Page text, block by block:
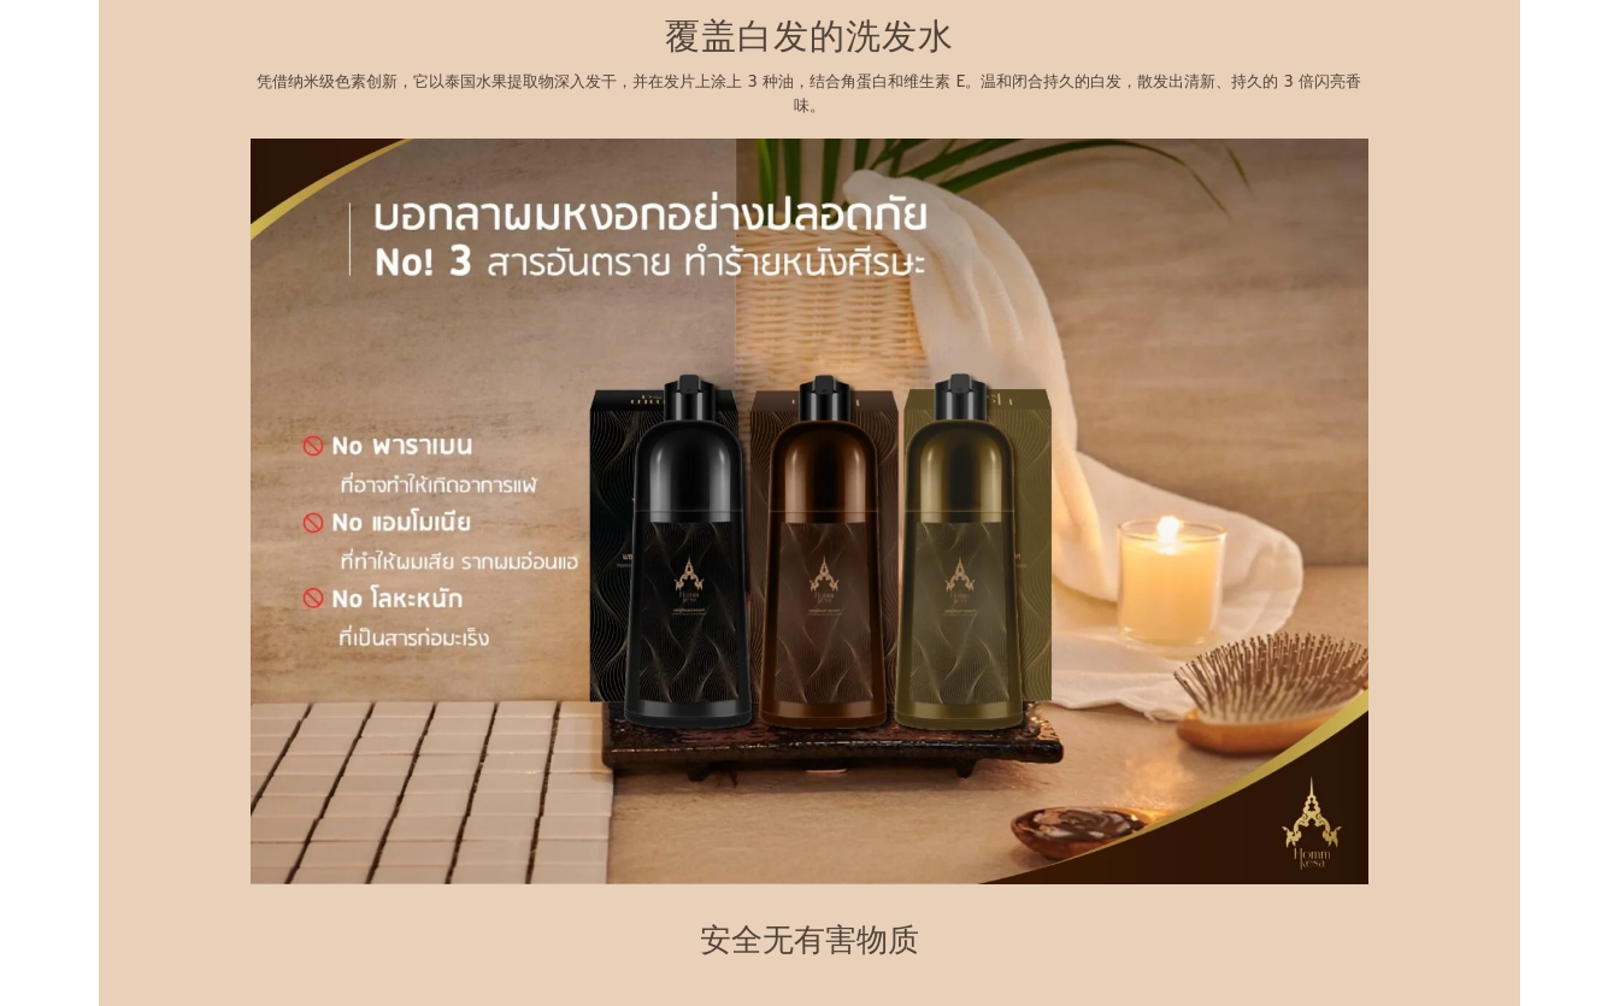
覆盖白发的洗发水
凭借纳米级色素创新，它以泰国水果提取物深入发干，并在发片上涂上 3 种油，结合角蛋白和维生素 E。温和闭合持久的白发，散发出清新、持久的 3 倍闪亮香
味。
安全无有害物质